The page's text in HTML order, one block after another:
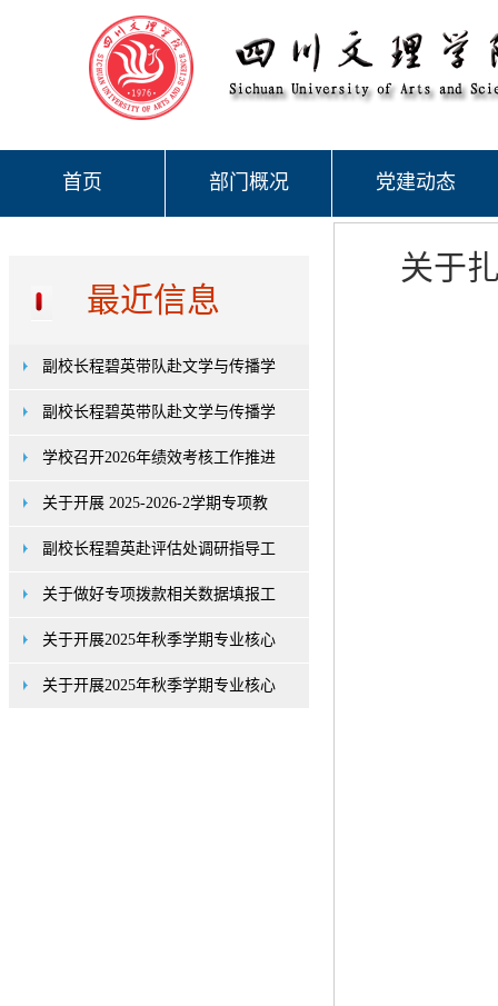
首页 部门概况 党建动态
最近信息
副校长程碧英带队赴文学与传播学
副校长程碧英带队赴文学与传播学
学校召开2026年绩效考核工作推进
关于开展 2025-2026-2学期专项教
副校长程碧英赴评估处调研指导工
关于做好专项拨款相关数据填报工
关于开展2025年秋季学期专业核心
关于开展2025年秋季学期专业核心
关于